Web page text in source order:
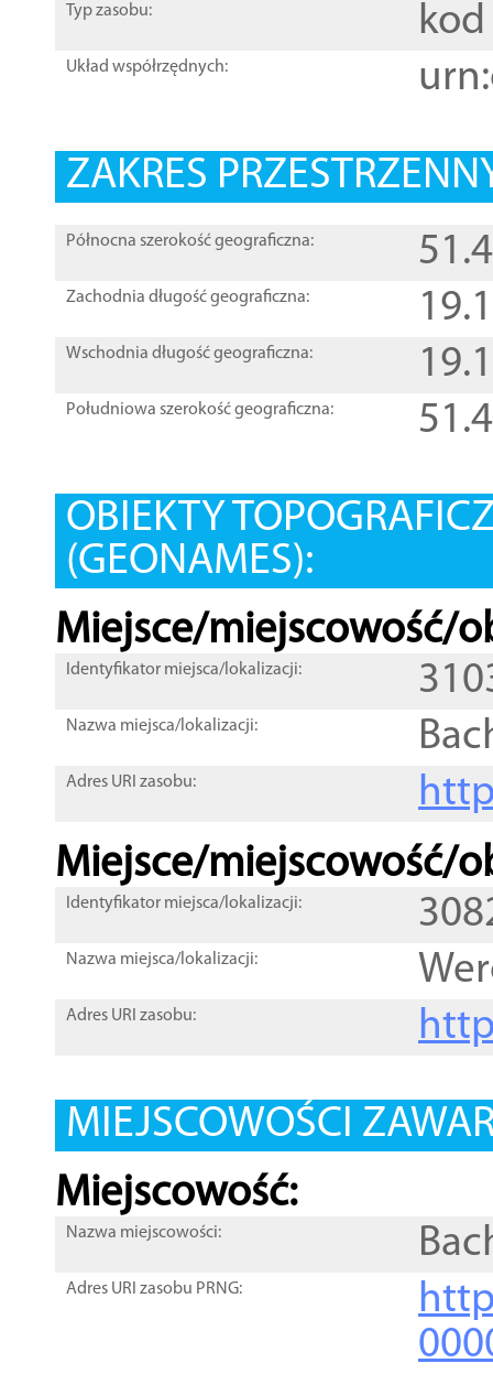
Typ zasobu: kod
Układ współrzędnych:
ZAKRES
Północna szerokość geograficzna:
Zachodnia długość geograficzna:
Wschodnia długość geograficzna:
Południowa szerokość geograficzna:
OBIEKTY
(GEONAMES):
Miejsce/miejscowość/
Identyfikator miejsca/lokalizacji:
Nazwa miejsca/lokalizacji:
Adres URI zasobu:
Miejsce/miejscowość/
Identyfikator miejsca/lokalizacji:
Nazwa miejsca/lokalizacji:
Adres URI zasobu:
MIEJSCOWOŚCI
Miejscowość:
Nazwa miejscowości:
Adres URI zasobu PRNG: